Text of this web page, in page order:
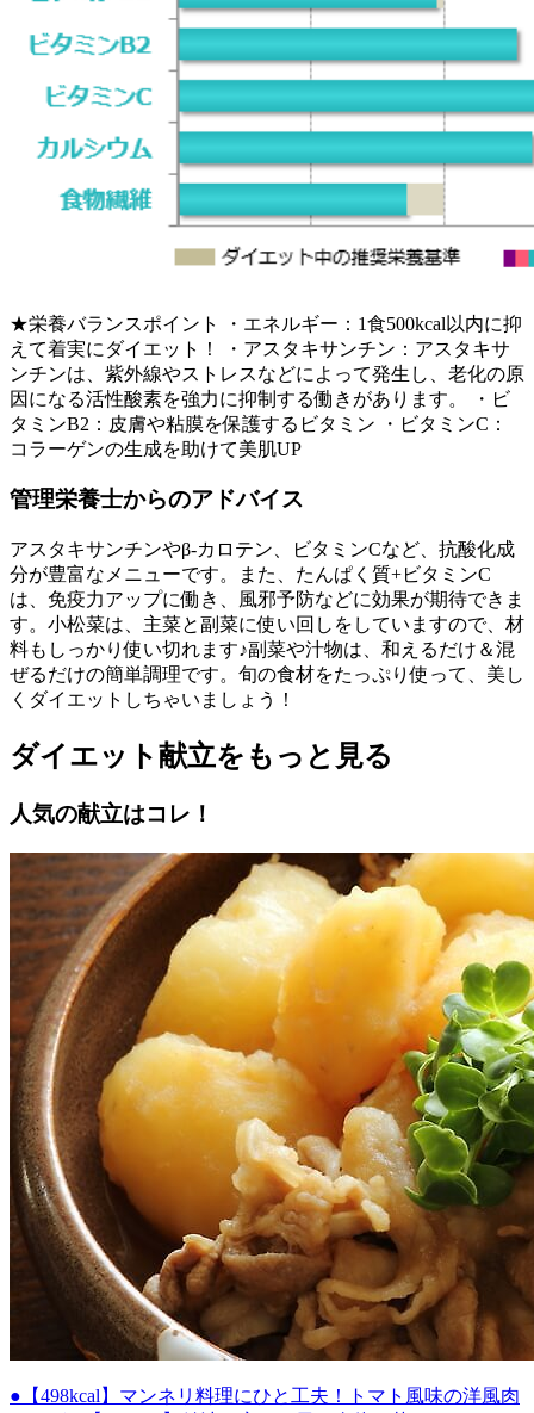
★栄養バランスポイント ・エネルギー：1食500kcal以内に抑
えて着実にダイエット！ ・アスタキサンチン：アスタキサ
ンチンは、紫外線やストレスなどによって発生し、老化の原
因になる活性酸素を強力に抑制する働きがあります。 ・ビ
タミンB2：皮膚や粘膜を保護するビタミン ・ビタミンC：
コラーゲンの生成を助けて美肌UP
管理栄養士からのアドバイス
アスタキサンチンやβ-カロテン、ビタミンCなど、抗酸化成
分が豊富なメニューです。また、たんぱく質+ビタミンC
は、免疫力アップに働き、風邪予防などに効果が期待できま
す。小松菜は、主菜と副菜に使い回しをしていますので、材
料もしっかり使い切れます♪副菜や汁物は、和えるだけ＆混
ぜるだけの簡単調理です。旬の食材をたっぷり使って、美し
くダイエットしちゃいましょう！
ダイエット献立をもっと見る
人気の献立はコレ！
●【498kcal】マンネリ料理にひと工夫！トマト風味の洋風肉